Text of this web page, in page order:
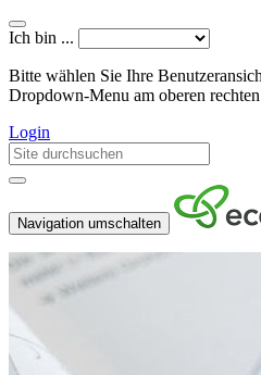
Ich bin ...
Bitte wählen Sie Ihre
Dropdown-Menu am oberen
Login
Navigation umschalten